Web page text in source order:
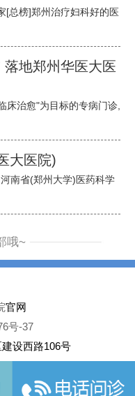
[总榜]郑州治疗妇科好的医
落地郑州华医大医
床治愈"为目标的专病门诊,
大医院)
南省(郑州大学)医药科学
哦~
官网
号-37
设西路106号